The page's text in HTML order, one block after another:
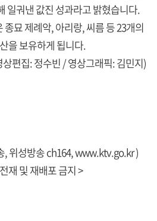
일궈낸 값진 성과라고 밝혔습니다.
묘 제례악, 아리랑, 씨름 등 23개의
을 보유하게 됩니다.
편집: 정수빈 / 영상그래픽: 김민지)
, 위성방송 ch164,www.ktv.go.kr)
재 및 재배포 금지 >